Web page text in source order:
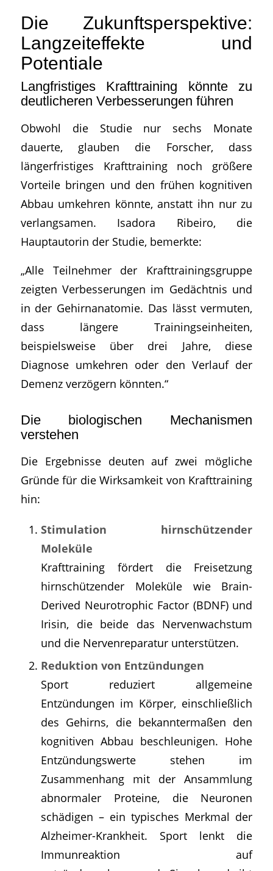
Die Zukunftsperspektive:
Langzeiteffekte und
Potentiale
Langfristiges Krafttraining könnte zu
deutlicheren Verbesserungen führen
Obwohl die Studie nur sechs Monate
dauerte, glauben die Forscher, dass
längerfristiges Krafttraining noch größere
Vorteile bringen und den frühen kognitiven
Abbau umkehren könnte, anstatt ihn nur zu
verlangsamen. Isadora Ribeiro, die
Hauptautorin der Studie, bemerkte:
„Alle Teilnehmer der Krafttrainingsgruppe
zeigten Verbesserungen im Gedächtnis und
in der Gehirnanatomie. Das lässt vermuten,
dass längere Trainingseinheiten,
beispielsweise über drei Jahre, diese
Diagnose umkehren oder den Verlauf der
Demenz verzögern könnten.“
Die biologischen Mechanismen
verstehen
Die Ergebnisse deuten auf zwei mögliche
Gründe für die Wirksamkeit von Krafttraining
hin:
Stimulation hirnschützender
Moleküle
Krafttraining fördert die Freisetzung
hirnschützender Moleküle wie Brain-
Derived Neurotrophic Factor (BDNF) und
Irisin, die beide das Nervenwachstum
und die Nervenreparatur unterstützen.
Reduktion von Entzündungen
Sport reduziert allgemeine
Entzündungen im Körper, einschließlich
des Gehirns, die bekanntermaßen den
kognitiven Abbau beschleunigen. Hohe
Entzündungswerte stehen im
Zusammenhang mit der Ansammlung
abnormaler Proteine, die Neuronen
schädigen – ein typisches Merkmal der
Alzheimer-Krankheit. Sport lenkt die
Immunreaktion auf